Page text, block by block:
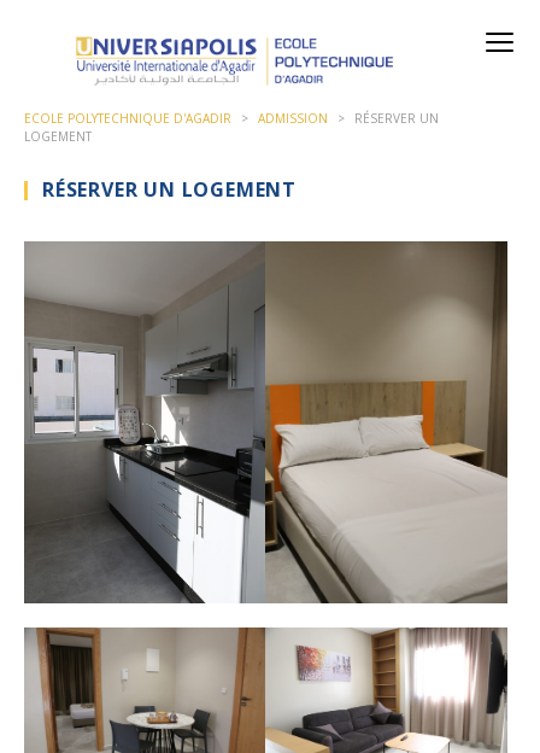
ECOLE POLYTECHNIQUE D'AGADIR > ADMISSION >
RÉSERVER UN
LOGEMENT
RÉSERVER UN LOGEMENT